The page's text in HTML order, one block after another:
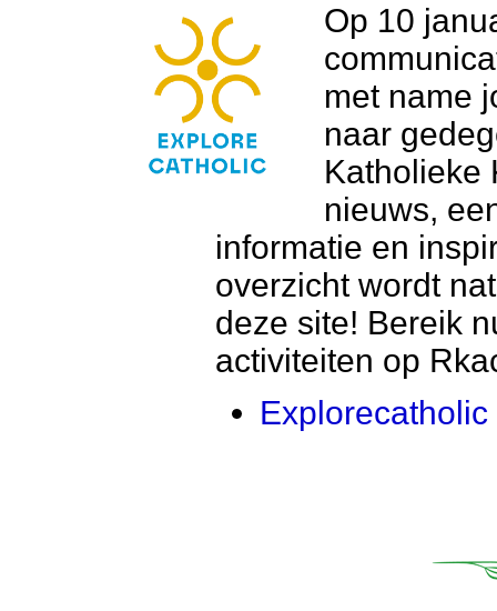
Op 10
met name
naar
Katholieke
nieuws,
informatie en
overzicht wordt
deze site! Bereik
activiteiten op
Explorecatholic